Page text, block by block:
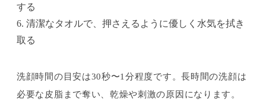
する
6. 清潔なタオルで、押さえるように優しく水気を拭き
取る
洗顔時間の目安は30秒〜1分程度です。長時間の洗顔は
必要な皮脂まで奪い、乾燥や刺激の原因になります。